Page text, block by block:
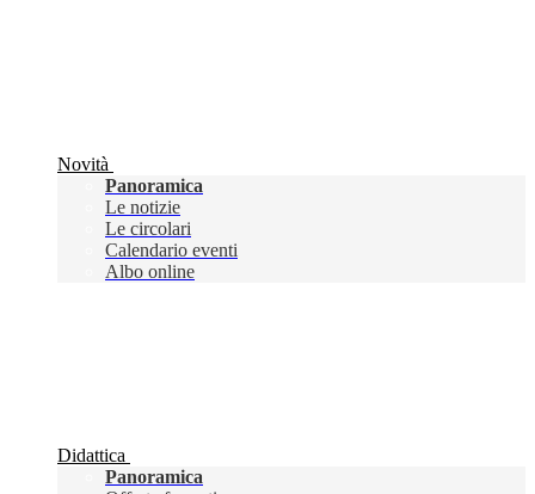
Novità
Panoramica
Le notizie
Le circolari
Calendario eventi
Albo online
Didattica
Panoramica